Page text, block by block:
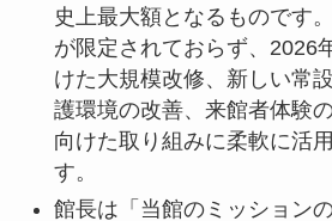
史上最大額となるものです
が限定されておらず、2026
けた大規模改修、新しい常
護環境の改善、来館者体験
向けた取り組みに柔軟に活
す。
館長は「当館のミッション